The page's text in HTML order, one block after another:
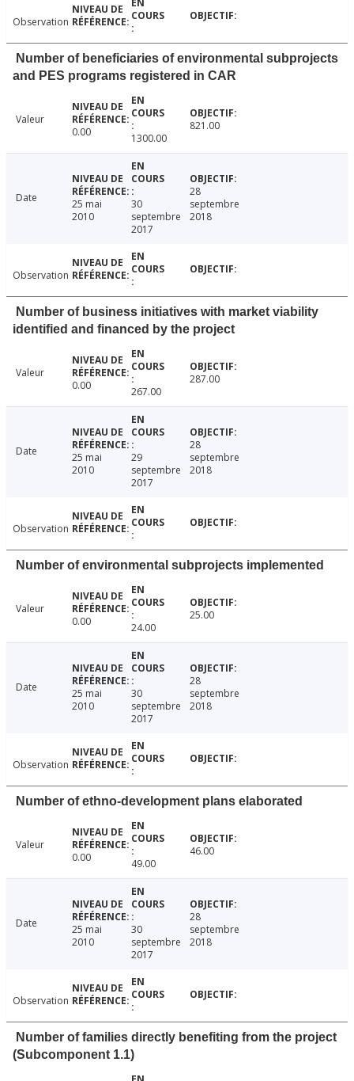
Observation
Number of beneficiaries of environmental subprojects
and PES programs registered in CAR
Valeur
0.00
1300.00
821.00
Date
25 mai
2010
30
septembre
2017
28
septembre
2018
Observation
Number of business initiatives with market viability
identified and financed by the project
Valeur
0.00
267.00
287.00
Date
25 mai
2010
29
septembre
2017
28
septembre
2018
Observation
Number of environmental subprojects implemented
Valeur
0.00
24.00
25.00
Date
25 mai
2010
30
septembre
2017
28
septembre
2018
Observation
Number of ethno-development plans elaborated
Valeur
0.00
49.00
46.00
Date
25 mai
2010
30
septembre
2017
28
septembre
2018
Observation
Number of families directly benefiting from the project
(Subcomponent 1.1)